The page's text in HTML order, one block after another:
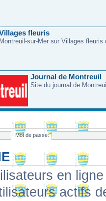
fleuris
Montreuil-sur-Mer sur Villages fleuris
Journal de Montreuil
Site du journal de
Mot de passe:
en
actifs